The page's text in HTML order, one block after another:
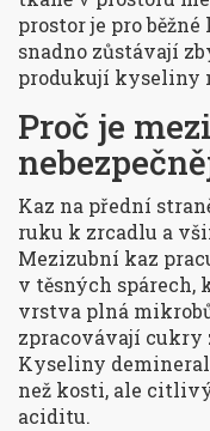
prostor je pro
snadno zůstávají
produkují kyseliny
Proč je
Kaz na přední
ruku k zrcadlu a
Mezizubní kaz
v těsných spárech,
vrstva plná
zpracovávají
Kyseliny
než kosti, ale
aciditu.